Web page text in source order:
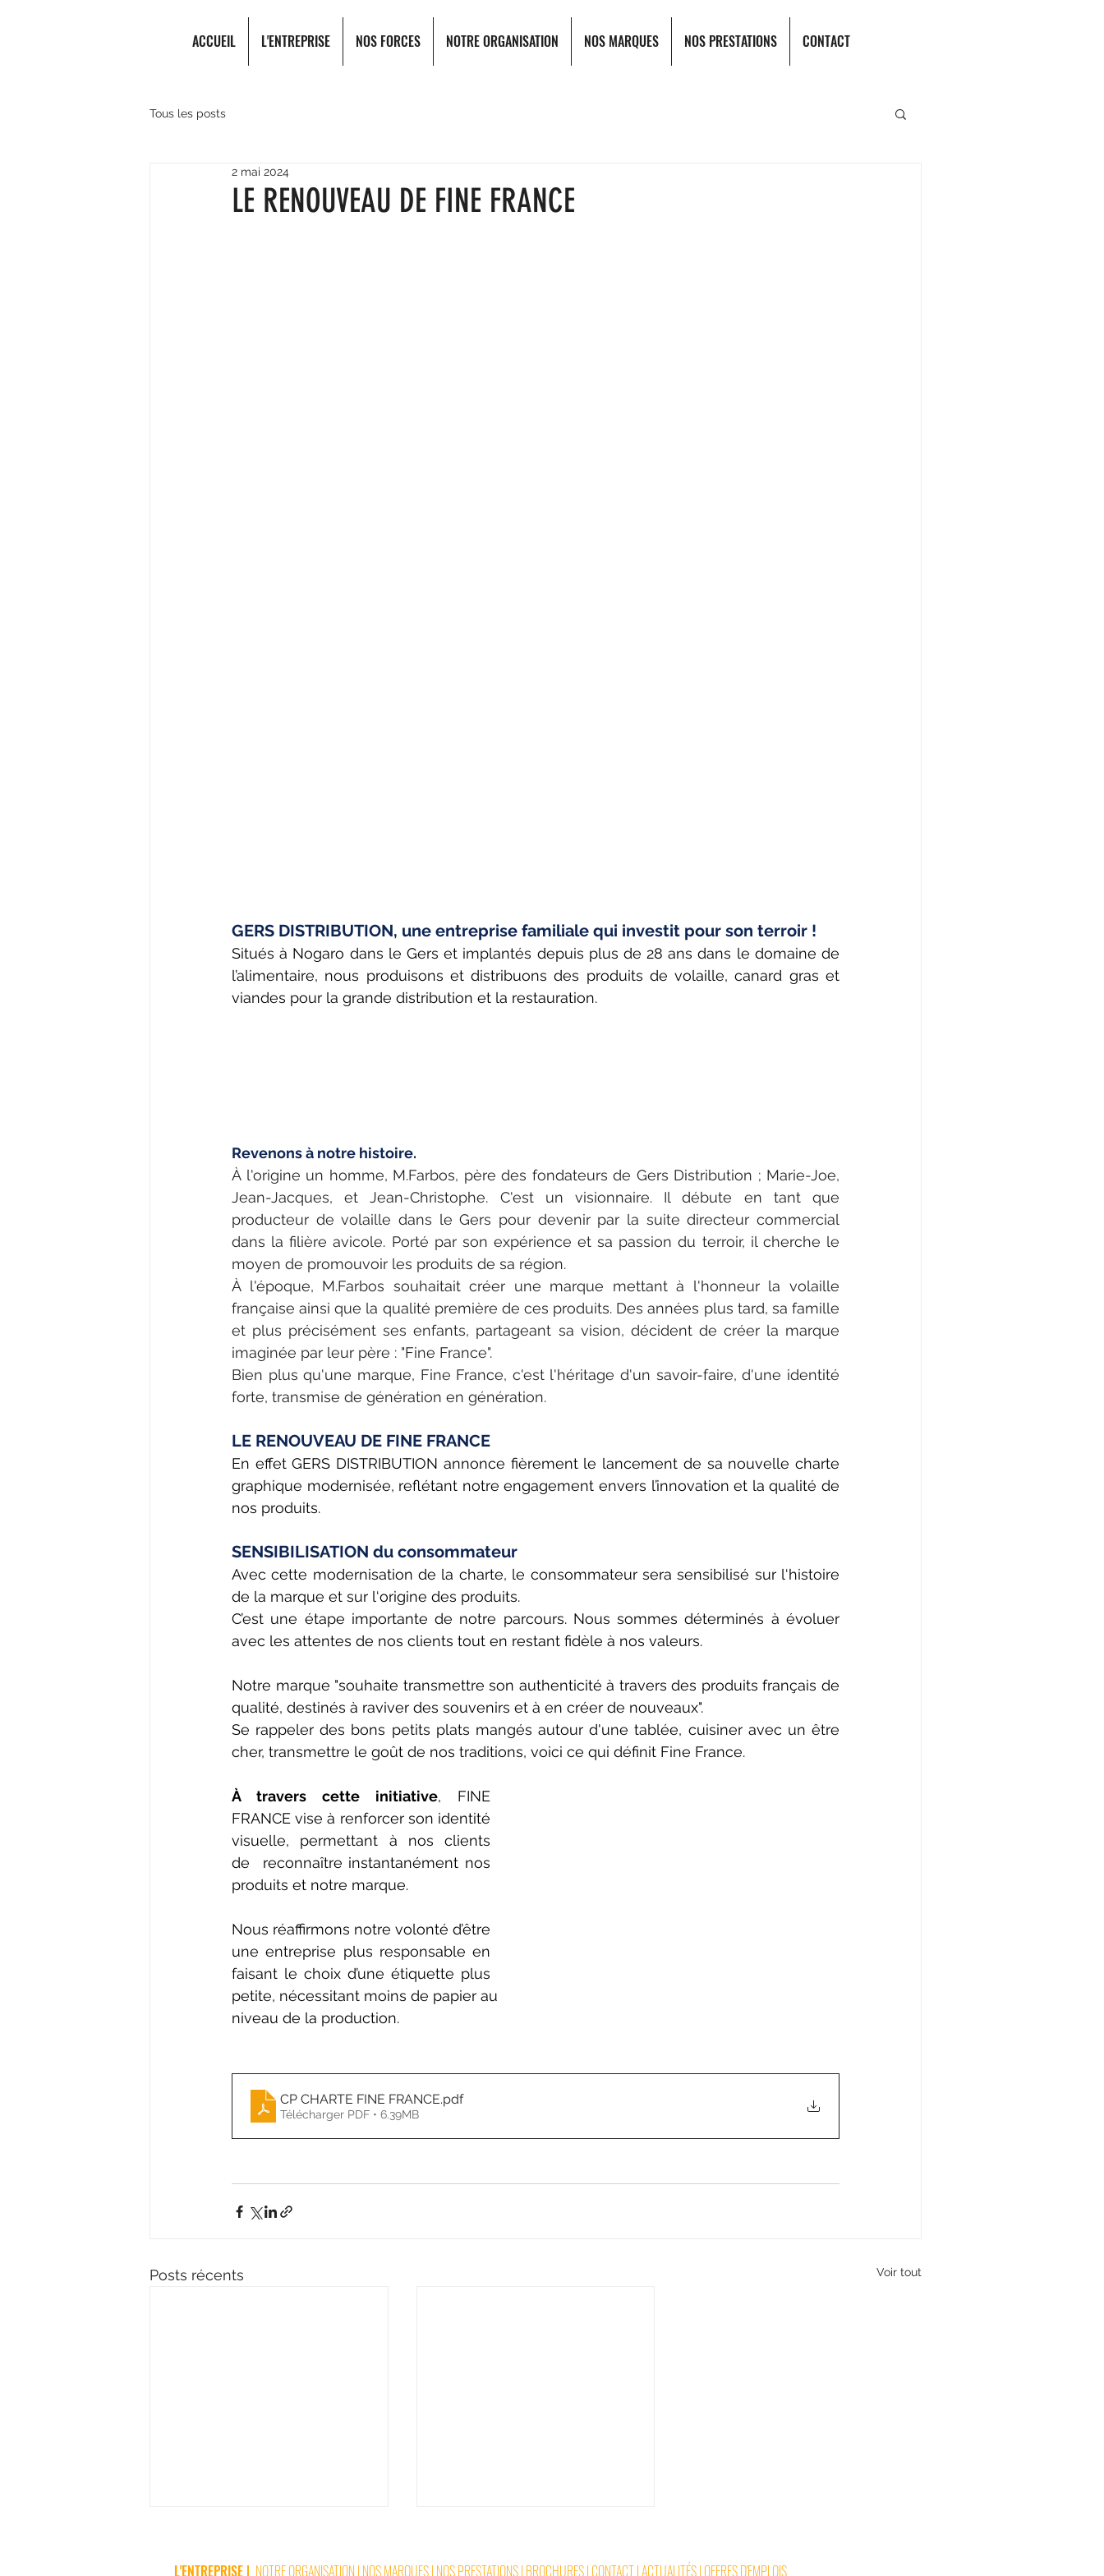
ACCUEIL L'ENTREPRISE NOS FORCES NOTRE ORGANISATION NOS MARQUES NOS PRESTATIONS CONTACT
Tous les posts
LE RENOUVEAU DE FINE FRANCE
2 mai 2024
GERS DISTRIBUTION, une entreprise familiale qui investit pour son terroir !
Situés à Nogaro dans le Gers et implantés depuis plus de 28 ans dans le domaine de
l’alimentaire, nous produisons et distribuons des produits de volaille, canard gras et
viandes pour la grande distribution et la restauration.
Revenons à notre histoire.
À l'origine un homme, M.Farbos, père des fondateurs de Gers Distribution ; Marie-Joe,
Jean-Jacques, et Jean-Christophe. C'est un visionnaire. Il débute en tant que
producteur de volaille dans le Gers pour devenir par la suite directeur commercial
dans la filière avicole. Porté par son expérience et sa passion du terroir, il cherche le
moyen de promouvoir les produits de sa région.
À l'époque, M.Farbos souhaitait créer une marque mettant à l'honneur la volaille
française ainsi que la qualité première de ces produits. Des années plus tard, sa famille
et plus précisément ses enfants, partageant sa vision, décident de créer la marque
imaginée par leur père : "Fine France".
Bien plus qu'une marque, Fine France, c'est l'héritage d'un savoir-faire, d'une identité
forte, transmise de génération en génération.
LE RENOUVEAU DE FINE FRANCE
En effet GERS DISTRIBUTION annonce fièrement le lancement de sa nouvelle charte
graphique modernisée, reflétant notre engagement envers l’innovation et la qualité de
nos produits.
SENSIBILISATION du consommateur
Avec cette modernisation de la charte, le consommateur sera sensibilisé sur l‘histoire
de la marque et sur l‘origine des produits.
C’est une étape importante de notre parcours. Nous sommes déterminés à évoluer
avec les attentes de nos clients tout en restant fidèle à nos valeurs.
Notre marque "souhaite transmettre son authenticité à travers des produits français de
qualité, destinés à raviver des souvenirs et à en créer de nouveaux".​
Se rappeler des bons petits plats mangés autour d'une tablée, cuisiner avec un être
cher, transmettre le goût de nos traditions, voici ce qui définit Fine France.
À travers cette initiative, FINE
FRANCE vise à renforcer son identité
visuelle, permettant à nos clients
de  reconnaître instantanément nos
produits et notre marque.
Nous réaffirmons notre volonté d’être
une entreprise plus responsable en
faisant le choix d’une étiquette plus
petite, nécessitant moins de papier au
niveau de la production.
CP CHARTE FINE FRANCE.pdf
Télécharger PDF • 6.39MB
Posts récents Voir tout
L'ENTREPRISE | NOTRE ORGANISATION | NOS MARQUES| NOS PRESTATIONS| BROCHURES| CONTACT|ACTUALITÉS| OFFRES D'EMPLOIS